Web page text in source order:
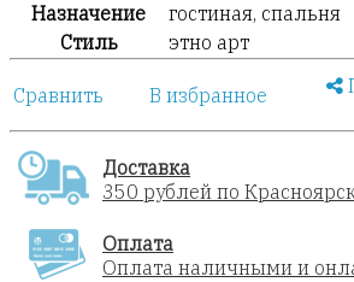
Назначение
гостиная, спальня
Стиль
этно арт
Сравнить В избранное
Доставка
350 рублей по
Оплата
Оплата наличными и